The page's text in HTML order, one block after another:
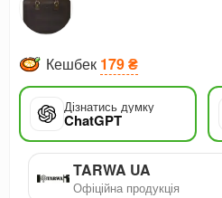
Кешбек 179 ₴
Дізнатись думку
ChatGPT
TARWA UA
Офіційна продукція